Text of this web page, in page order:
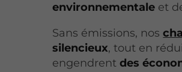
environnementale et
Sans émissions, nos
silencieux, tout en
engendrentdes